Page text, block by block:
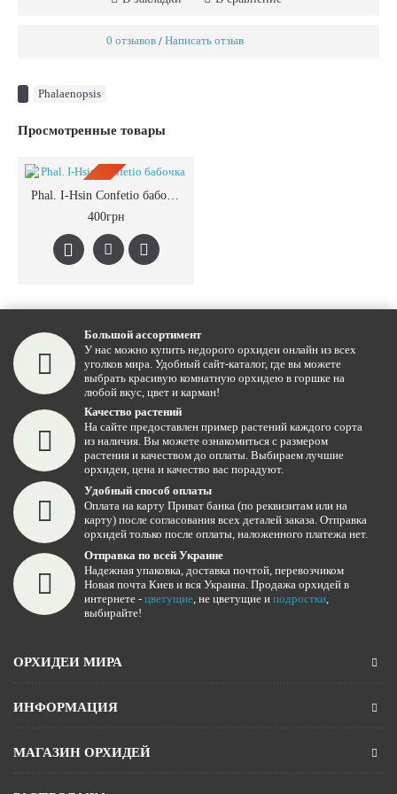
0 отзывов / Написать отзыв
Phalaenopsis
Просмотренные товары
ПРЕДЗАКАЗ
Phal. I-Hsin Confetio бабочка
400грн
Большой ассортимент
У нас можно купить недорого орхидеи онлайн из всех
уголков мира. Удобный сайт-каталог, где вы можете
выбрать красивую комнатную орхидею в горшке на
любой вкус, цвет и карман!
Качество растений
На сайте предоставлен пример растений каждого сорта
из наличия. Вы можете ознакомиться с размером
растения и качеством до оплаты. Выбираем лучшие
орхидеи, цена и качество вас порадуют.
Удобный способ оплаты
Оплата на карту Приват банка (по реквизитам или на
карту) после согласования всех деталей заказа. Отправка
орхидей только после оплаты, наложенного платежа нет.
Отправка по всей Украине
Надежная упаковка, доставка почтой, перевозчиком
Новая почта Киев и вся Украина. Продажа орхидей в
интернете - цветущие, не цветущие и подростки,
выбирайте!
ОРХИДЕИ МИРА
ИНФОРМАЦИЯ
МАГАЗИН ОРХИДЕЙ